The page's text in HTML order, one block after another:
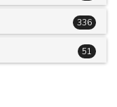
336
51